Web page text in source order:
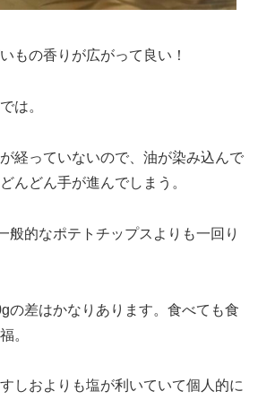
もの香りが広がって良い！
は。
経っていないので、油が染み込んで
んどん手が進んでしまう。
般的なポテトチップスよりも一回り
の差はかなりあります。食べても食
。
しおよりも塩が利いていて個人的に